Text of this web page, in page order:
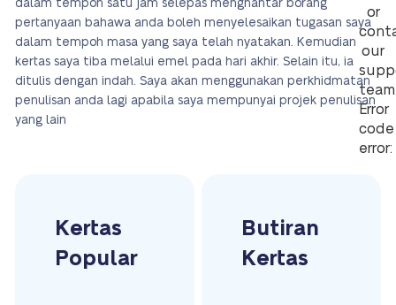
or
our
Error
code
error:
dalam tempoh satu jam selepas menghantar borang
pertanyaan bahawa anda boleh menyelesaikan tugasan saya
dalam tempoh masa yang saya telah nyatakan. Kemudian
kertas saya tiba melalui emel pada hari akhir. Selain itu, ia
ditulis dengan indah. Saya akan menggunakan perkhidmatan
penulisan anda lagi apabila saya mempunyai projek penulisan
yang lain
Kertas
Popular
Butiran
Kertas